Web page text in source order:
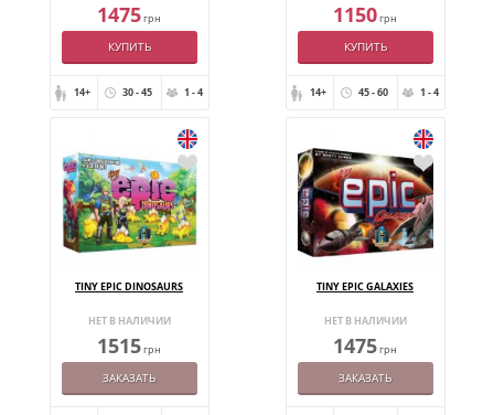
1475грн
КУПИТЬ
14+ 30 - 45 1 - 4
1150грн
КУПИТЬ
14+ 45 - 60 1 - 4
TINY EPIC DINOSAURS
НЕТ В НАЛИЧИИ
1515грн
ЗАКАЗАТЬ
TINY EPIC GALAXIES
НЕТ В НАЛИЧИИ
1475грн
ЗАКАЗАТЬ